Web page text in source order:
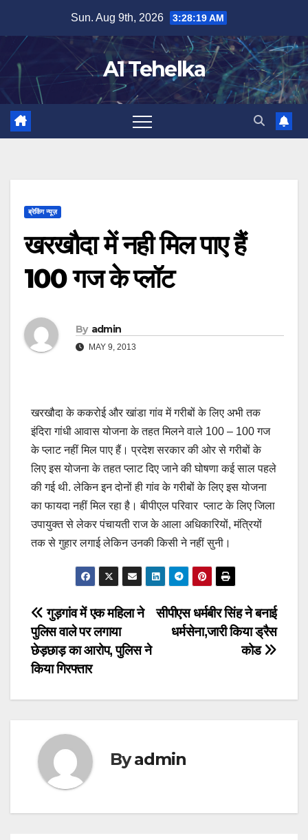
content
Sun. Aug 9th, 2026 3:28:19 AM
A1 Tehelka
ब्रेकिंग न्यूज़
खरखौदा में नही मिल पाए हैं
100 गज के प्लॉट
By admin
MAY 9, 2013
खरखौदा के ककरोई और खांडा गांव में गरीबों के लिए अभी तक
इंदिरा गांधी आवास योजना के तहत मिलने वाले 100 – 100 गज
के प्लाट नहीं मिल पाए हैं। प्रदेश सरकार की ओर से गरीबों के
लिए इस योजना के तहत प्लाट दिए जाने की घोषणा कई साल पहले
की गई थी. लेकिन इन दोनों ही गांव के गरीबों के लिए इस योजना
का फायदा नहीं मिल रहा है। बीपीएल परिवार प्लाट के लिए जिला
उपायुक्त से लेकर पंचायती राज के आला अधिकारियों, मंत्रियों
तक से गुहार लगाई लेकिन उनकी किसी ने नहीं सुनी।
Post
navigation
सीपीएस धर्मबीर सिंह ने बनाई
धर्मसेना,जारी किया ड्रैस
कोड
गुड़गांव में एक महिला ने
पुलिस वाले पर लगाया
छेड़छाड़ का आरोप, पुलिस ने
किया गिरफ्तार
Byadmin